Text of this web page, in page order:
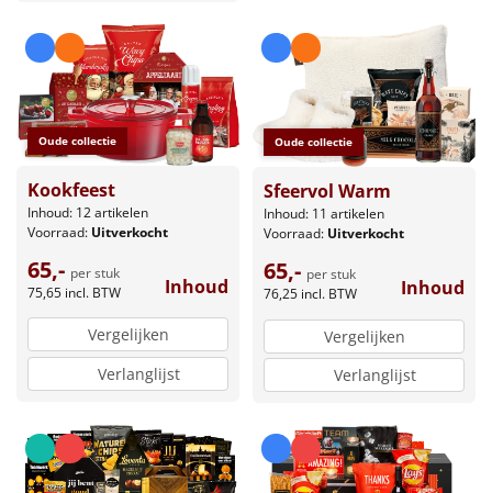
Oude collectie
Kookfeest
Inhoud: 12 artikelen
Voorraad: Uitverkocht
65,- per stuk
75,65 incl. BTW Inhoud
Vergelijken
Verlanglijst
Oude collectie
Sfeervol Warm
Inhoud: 11 artikelen
Voorraad: Uitverkocht
65,- per stuk
76,25 incl. BTW Inhoud
Vergelijken
Verlanglijst